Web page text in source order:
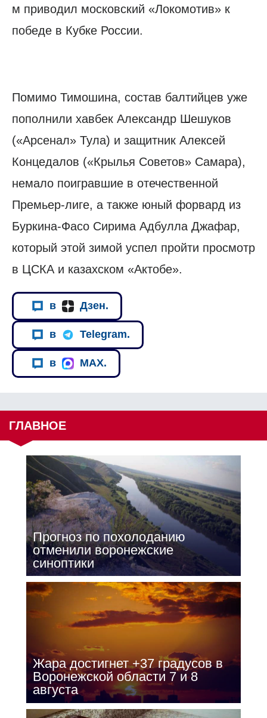
м приводил московский «Локомотив» к
победе в Кубке России.
Помимо Тимошина, состав балтийцев уже
пополнили хавбек Александр Шешуков
(«Арсенал» Тула) и защитник Алексей
Концедалов («Крылья Советов» Самара),
немало поигравшие в отечественной
Премьер-лиге, а также юный форвард из
Буркина-Фасо Сирима Адбулла Джафар,
который этой зимой успел пройти просмотр
в ЦСКА и казахском «Актобе».
в Дзен.
в Telegram.
в MAX.
ГЛАВНОЕ
Прогноз по похолоданию
отменили воронежские
синоптики
Жара достигнет +37 градусов в
Воронежской области 7 и 8
августа